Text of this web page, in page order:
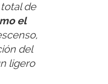
de
el
del
ligero